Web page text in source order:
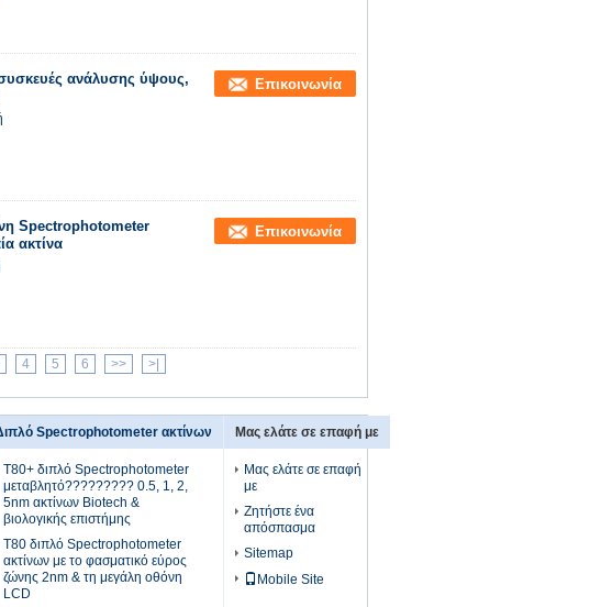
συσκευές ανάλυσης ύψους,
Επικοινωνία
Spectrophotometer
ακτίνα
Επικοινωνία
4 5 6 >> >|
Spectrophotometer ακτίνων
T80+ διπλό Spectrophotometer
μεταβλητό????????? 0.5, 1, 2,
5nm ακτίνων Biotech &
βιολογικής επιστήμης
T80 διπλό Spectrophotometer
ακτίνων με το φασματικό εύρος
ζώνης 2nm & τη μεγάλη οθόνη
LCD
Μας ελάτε σε επαφή με
Μας ελάτε σε επαφή
με
Ζητήστε ένα
απόσπασμα
Sitemap
Mobile Site